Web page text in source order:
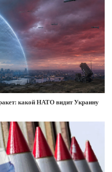
какой НАТО видит Украину